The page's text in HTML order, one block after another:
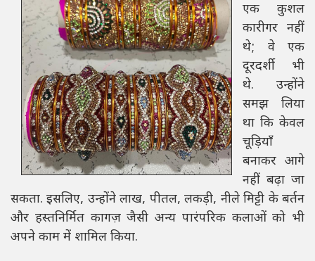
एक कुशल
कारीगर नहीं
थे; वे एक
दूरदर्शी भी
थे. उन्होंने
समझ लिया
था कि केवल
चूड़ियाँ
बनाकर आगे
नहीं बढ़ा जा
सकता. इसलिए, उन्होंने लाख, पीतल, लकड़ी, नीले मिट्टी के बर्तन
और हस्तनिर्मित कागज़ जैसी अन्य पारंपरिक कलाओं को भी
अपने काम में शामिल किया.